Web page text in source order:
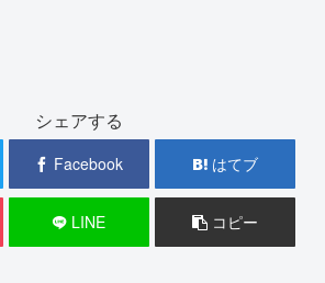
シェアする
Facebook はてブ
LINE コピー